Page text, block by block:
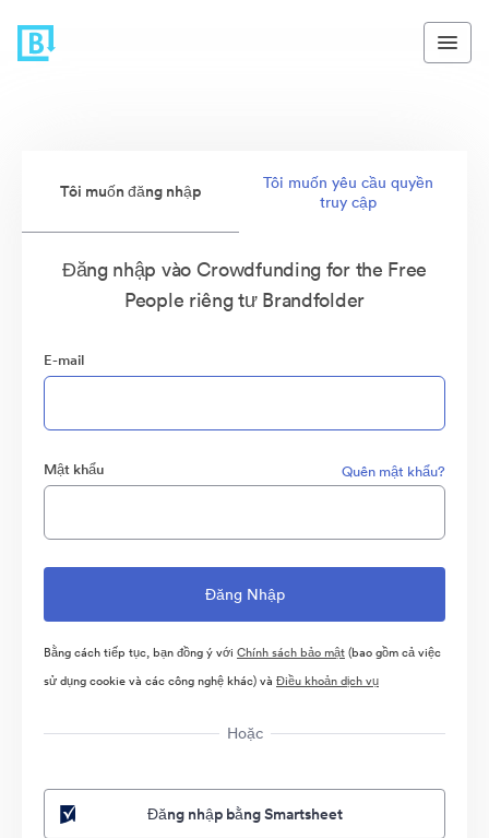
Tôi muốn đăng nhập
Tôi muốn yêu cầu quyền
truy cập
Đăng nhập vào Crowdfunding for the Free
People riêng tư Brandfolder
E-mail
Mật khẩu Quên mật khẩu?
Bằng cách tiếp tục, bạn đồng ý với Chính sách bảo mật(bao gồm cả việc
sử dụng cookie và các công nghệ khác) và Điều khoản dịch vụ
Hoặc
Đăng nhập bằng Smartsheet